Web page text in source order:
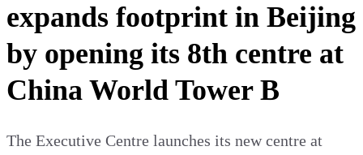
expands footprint in Beijing
by opening its 8th centre at
China World Tower B
The Executive Centre launches its new centre at